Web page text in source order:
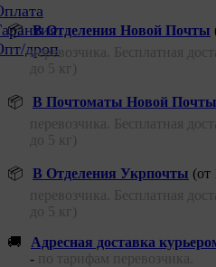
дроп
📦 В Отделения Новой Почты
перевозчика. Бесплатная
до 5 кг)
📦 В Почтоматы Новой Почты
перевозчика. Бесплатная
до 5 кг)
📦 В Отделения Укрпочты (от
перевозчика. Бесплатная
до 5 кг)
🚚
Адресная доставка
- по тарифам перевозчика.